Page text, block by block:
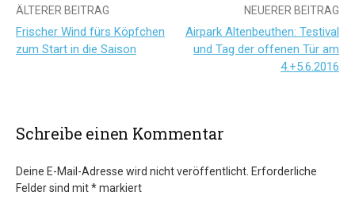
Beitrags-
Navigation
ÄLTERER BEITRAG
Frischer Wind fürs Köpfchen
zum Start in die Saison
NEUERER BEITRAG
Airpark Altenbeuthen: Testival
und Tag der offenen Tür am
4.+5.6.2016
Schreibe einen Kommentar
Deine E-Mail-Adresse wird nicht veröffentlicht. Erforderliche
Felder sind mit*markiert